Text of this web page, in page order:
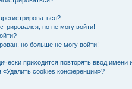
но не могу войти!
но больше не могу войти!
приходится повторять ввод имени
«Удалить cookies конференции»?